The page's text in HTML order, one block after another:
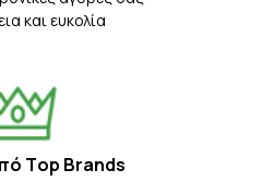
και ευκολία
Τop Βrands